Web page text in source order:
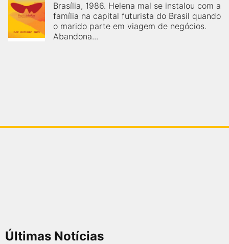
Brasília, 1986. Helena mal se instalou com a
família na capital futurista do Brasil quando
o marido parte em viagem de negócios.
Abandona...
Últimas Notícias